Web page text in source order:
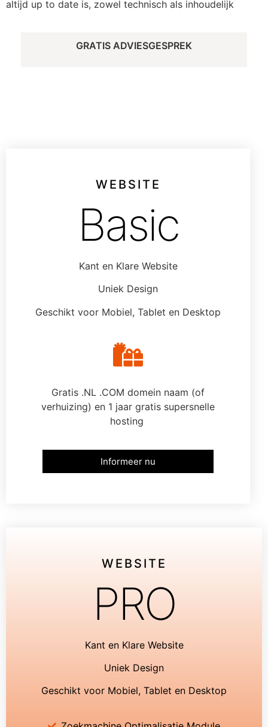
altijd up to date is, zowel technisch als inhoudelijk
GRATIS ADVIESGESPREK
WEBSITE
Basic
Kant en Klare Website
Uniek Design
Geschikt voor Mobiel, Tablet en Desktop
Gratis .NL .COM domein naam (of
verhuizing) en 1 jaar gratis supersnelle
hosting
Informeer nu
WEBSITE
PRO
Kant en Klare Website
Uniek Design
Geschikt voor Mobiel, Tablet en Desktop